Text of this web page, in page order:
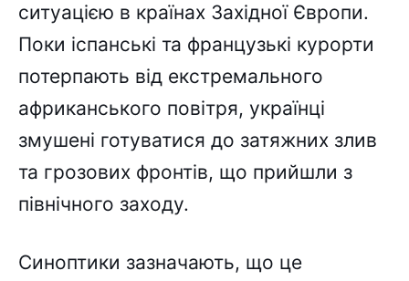
ситуацією в країнах Західної Європи.
Поки іспанські та французькі курорти
потерпають від екстремального
африканського повітря, українці
змушені готуватися до затяжних злив
та грозових фронтів, що прийшли з
північного заходу.
Синоптики зазначають, що це